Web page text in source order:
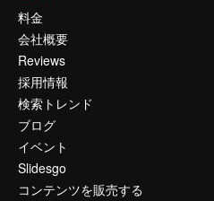
料金
会社概要
Reviews
採用情報
検索トレンド
ブログ
イベント
Slidesgo
コンテンツを販売する